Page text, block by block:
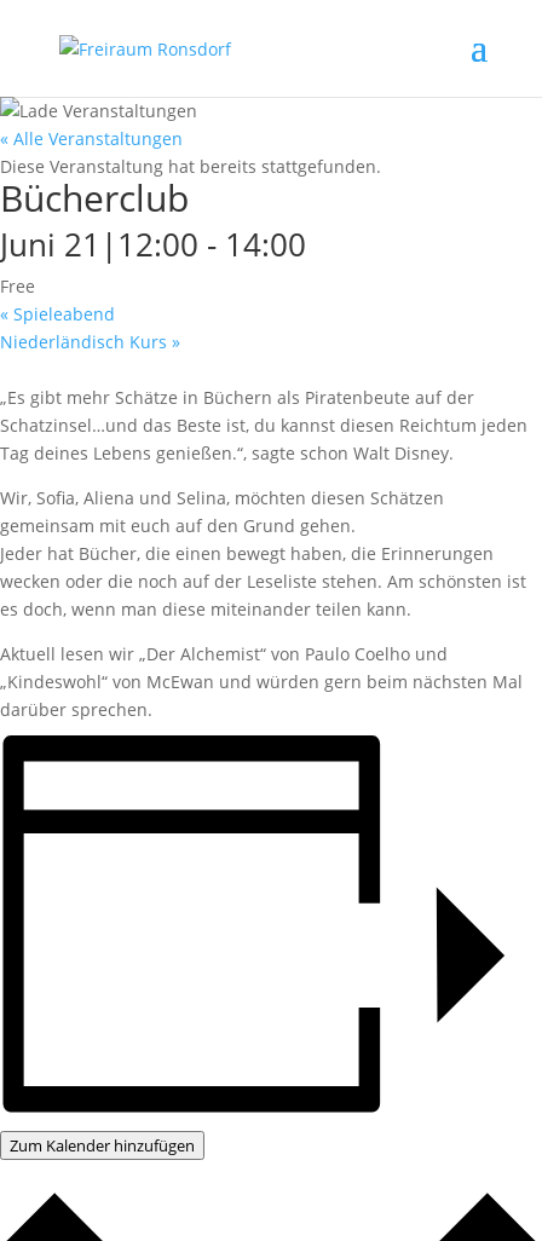
« Alle Veranstaltungen
Diese Veranstaltung hat bereits stattgefunden.
Bücherclub
Juni 21|12:00 - 14:00
Free
« Spieleabend
Niederländisch Kurs »
„Es gibt mehr Schätze in Büchern als Piratenbeute auf der
Schatzinsel…und das Beste ist, du kannst diesen Reichtum jeden
Tag deines Lebens genießen.“, sagte schon Walt Disney.
Wir, Sofia, Aliena und Selina, möchten diesen Schätzen
gemeinsam mit euch auf den Grund gehen.
Jeder hat Bücher, die einen bewegt haben, die Erinnerungen
wecken oder die noch auf der Leseliste stehen. Am schönsten ist
es doch, wenn man diese miteinander teilen kann.
Aktuell lesen wir „Der Alchemist“ von Paulo Coelho und
„Kindeswohl“ von McEwan und würden gern beim nächsten Mal
darüber sprechen.
Zum Kalender hinzufügen